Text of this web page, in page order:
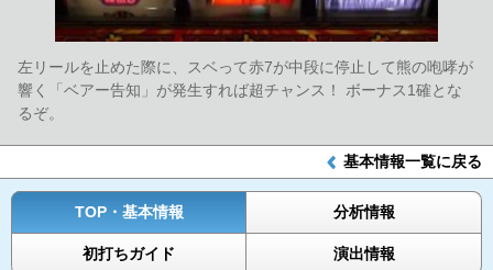
左リールを止めた際に、スベって赤7が中段に停止して熊の咆哮が
響く「ベアー告知」が発生すれば超チャンス！ ボーナス1確とな
るぞ。
基本情報一覧に戻る
TOP・基本情報 分析情報
初打ちガイド 演出情報